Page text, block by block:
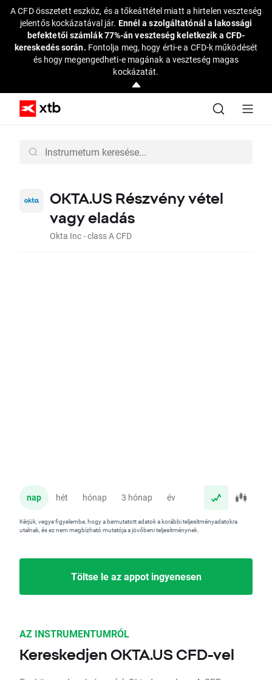
A CFD összetett eszköz, és a tőkeáttétel miatt a hirtelen veszteség
jelentős kockázatával jár. Ennél a szolgáltatónál a lakossági
befektetői számlák 77%-án veszteség keletkezik a CFD-
kereskedés során. Fontolja meg, hogy érti-e a CFD-k működését
és hogy megengedheti-e magának a veszteség magas
kockázatát.
OKTA.US Részvény vétel
vagy eladás
Okta Inc - class A CFD
nap hét hónap 3 hónap év
Kérjük, vegye figyelembe, hogy a bemutatott adatok a korábbi teljesítményadatokra
utalnak, és ez nem megbízható mutatója a jövőbeni teljesítménynek.
Töltse le az appot ingyenesen
AZ INSTRUMENTUMRÓL
Kereskedjen OKTA.US CFD-vel